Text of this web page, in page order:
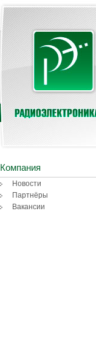
Компания
Новости
Партнёры
Вакансии